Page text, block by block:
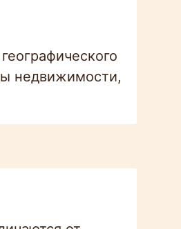
недвижимости,